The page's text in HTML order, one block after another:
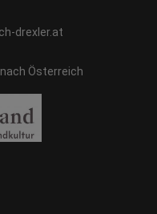
drexler.at
Österreich